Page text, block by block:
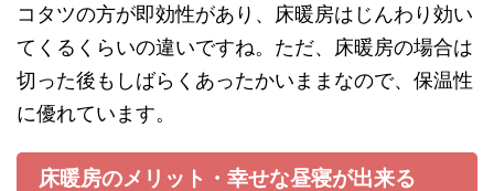
コタツの方が即効性があり、床暖房はじんわり効い
てくるくらいの違いですね。ただ、床暖房の場合は
切った後もしばらくあったかいままなので、保温性
に優れています。
床暖房のメリット・幸せな昼寝が出来る